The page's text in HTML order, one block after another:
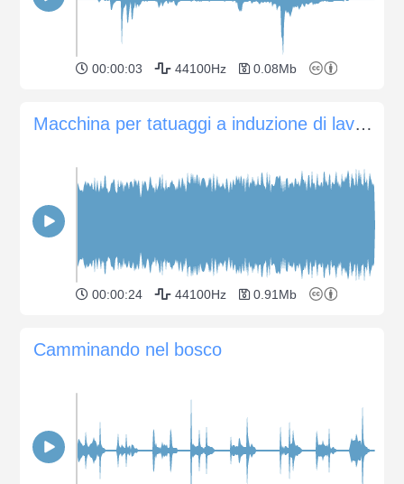
00:00:03 44100Hz 0.08Mb
Macchina per tatuaggi a induzione di lavoro
00:00:24 44100Hz 0.91Mb
Camminando nel bosco